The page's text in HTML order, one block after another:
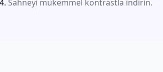
Sahneyi mükemmel kontrastla indirin.